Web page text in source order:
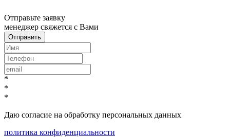
Отправьте заявку
менеджер свяжется с Вами
*
*
*
Даю согласие на обработку персональных данных
политика конфиденциальности